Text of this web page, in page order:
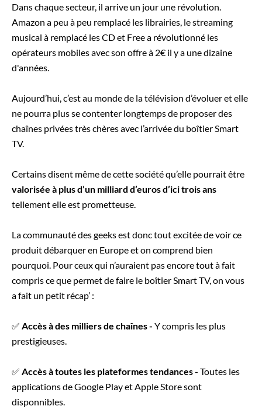
Dans chaque secteur, il arrive un jour une révolution.
Amazon a peu à peu remplacé les librairies, le streaming
musical à remplacé les CD et Free a révolutionné les
opérateurs mobiles avec son offre à 2€ il y a une dizaine
d'années.
Aujourd’hui, c’est au monde de la télévision d’évoluer et elle
ne pourra plus se contenter longtemps de proposer des
chaînes privées très chères avec l’arrivée du boîtier Smart
TV.
Certains disent même de cette société qu’elle pourrait être
valorisée à plus d’un milliard d’euros d’ici trois ans
tellement elle est prometteuse.
La communauté des geeks est donc tout excitée de voir ce
produit débarquer en Europe et on comprend bien
pourquoi. Pour ceux qui n’auraient pas encore tout à fait
compris ce que permet de faire le boîtier Smart TV, on vous
a fait un petit récap’ :
✅ Accès à des milliers de chaînes - Y compris les plus
prestigieuses.
✅ Accès à toutes les plateformes tendances - Toutes les
applications de Google Play et Apple Store sont
disponnibles.